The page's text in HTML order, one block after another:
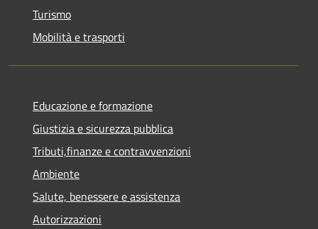
Turismo
Mobilità e trasporti
Educazione e formazione
Giustizia e sicurezza pubblica
Tributi,finanze e contravvenzioni
Ambiente
Salute, benessere e assistenza
Autorizzazioni